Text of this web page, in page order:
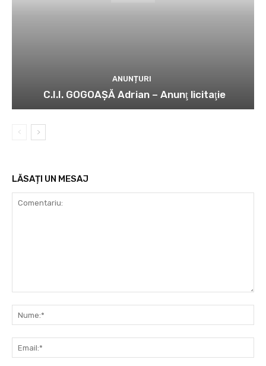
ANUNȚURI
C.I.I. GOGOAŞĂ Adrian – Anunţ licitaţie
LĂSAȚI UN MESAJ